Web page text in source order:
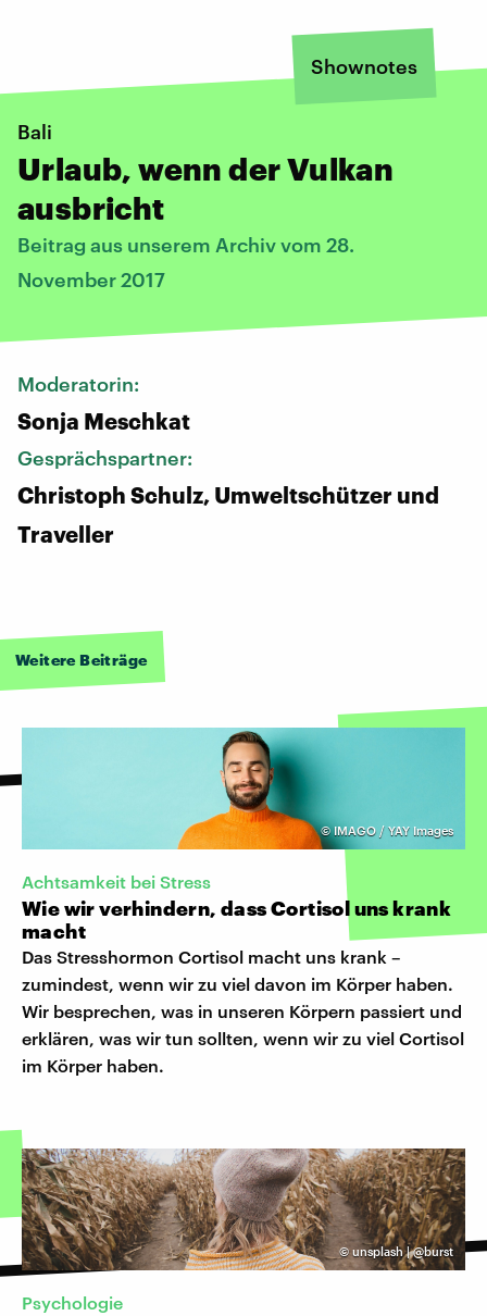
Shownotes
Bali
Urlaub, wenn der Vulkan
ausbricht
Beitrag aus unserem Archiv vom 28.
November 2017
Moderatorin:
Sonja Meschkat
Gesprächspartner:
Christoph Schulz, Umweltschützer und
Traveller
Weitere Beiträge
©IMAGO / YAY Images
Achtsamkeit bei Stress
Wie wir verhindern, dass Cortisol uns krank
macht
Das Stresshormon Cortisol macht uns krank –
zumindest, wenn wir zu viel davon im Körper haben.
Wir besprechen, was in unseren Körpern passiert und
erklären, was wir tun sollten, wenn wir zu viel Cortisol
im Körper haben.
©unsplash | @burst
Psychologie